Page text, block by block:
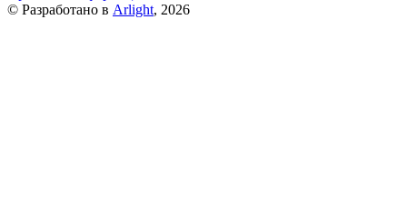
© Разработано в Arlight, 2026